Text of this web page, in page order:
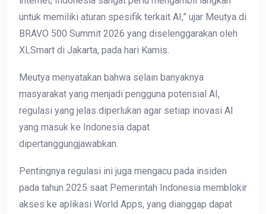
untuk memiliki aturan spesifik terkait AI,” ujar Meutya di
BRAVO 500 Summit 2026 yang diselenggarakan oleh
XLSmart di Jakarta, pada hari Kamis.
Meutya menyatakan bahwa selain banyaknya
masyarakat yang menjadi pengguna potensial AI,
regulasi yang jelas diperlukan agar setiap inovasi AI
yang masuk ke Indonesia dapat
dipertanggungjawabkan.
Pentingnya regulasi ini juga mengacu pada insiden
pada tahun 2025 saat Pemerintah Indonesia memblokir
akses ke aplikasi World Apps, yang dianggap dapat